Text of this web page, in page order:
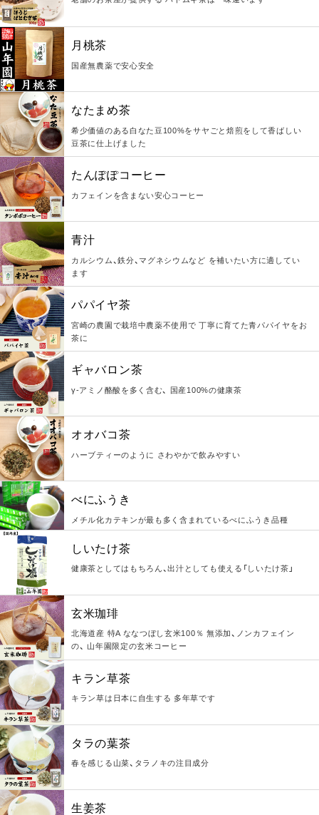
月桃茶
国産無農薬で安心安全
なたまめ茶
希少価値のある白なた豆100%をサヤごと焙煎をして香ばしい
豆茶に仕上げました
たんぽぽコーヒー
カフェインを含まない安心コーヒー
青汁
カルシウム、鉄分、マグネシウムなど を補いたい方に適してい
ます
パパイヤ茶
宮崎の農園で栽培中農薬不使用で 丁寧に育てた青パパイヤをお
茶に
ギャバロン茶
γ-アミノ酪酸を多く含む、 国産100%の健康茶
オオバコ茶
ハーブティーのように さわやかで飲みやすい
べにふうき
メチル化カテキンが最も多く含まれているべにふうき品種
しいたけ茶
健康茶としてはもちろん、出汁としても使える「しいたけ茶」
玄米珈琲
北海道産 特A ななつぼし玄米100％ 無添加、ノンカフェイン
の、 山年園限定の玄米コーヒー
キラン草茶
キラン草は日本に自生する 多年草です
タラの葉茶
春を感じる山菜、タラノキの注目成分
生姜茶